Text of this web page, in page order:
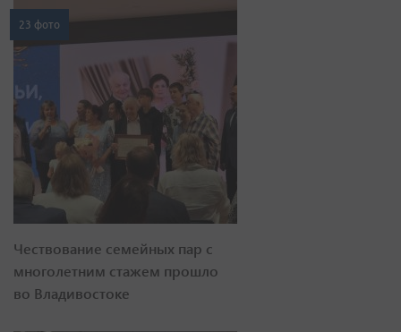
23 фото
Чествование семейных пар с
многолетним стажем прошло
во Владивостоке